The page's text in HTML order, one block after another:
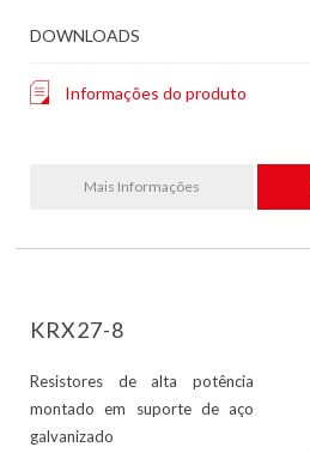
DOWNLOADS
Informações do produto
Mais Informações
KRX27-8
Resistores de alta potência
montado em suporte de aço
galvanizado